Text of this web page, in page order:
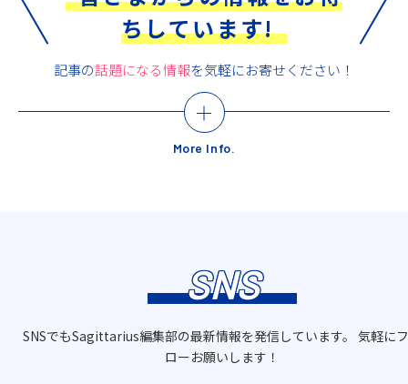
ちしています!
記事の話題になる情報を気軽にお寄せください！
More Info.
SNS
SNSでもSagittarius編集部の最新情報を発信しています。 気軽に
ローお願いします！